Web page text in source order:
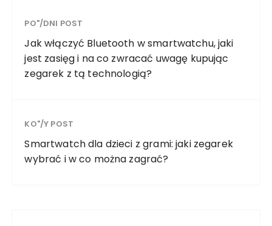
PO"/DNI POST
Jak włączyć Bluetooth w smartwatchu, jaki
jest zasięg i na co zwracać uwagę kupując
zegarek z tą technologią?
KO"/Y POST
Smartwatch dla dzieci z grami: jaki zegarek
wybrać i w co można zagrać?